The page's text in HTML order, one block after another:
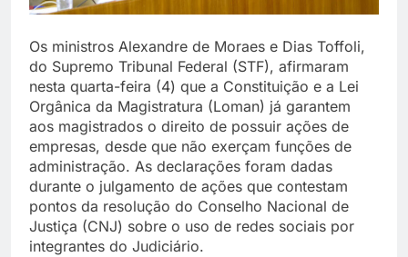
Os ministros Alexandre de Moraes e Dias Toffoli,
do Supremo Tribunal Federal (STF), afirmaram
nesta quarta-feira (4) que a Constituição e a Lei
Orgânica da Magistratura (Loman) já garantem
aos magistrados o direito de possuir ações de
empresas, desde que não exerçam funções de
administração. As declarações foram dadas
durante o julgamento de ações que contestam
pontos da resolução do Conselho Nacional de
Justiça (CNJ) sobre o uso de redes sociais por
integrantes do Judiciário.